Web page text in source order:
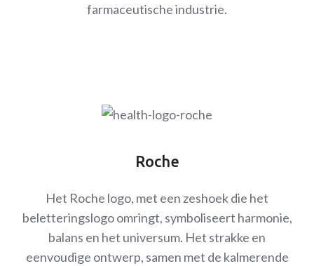
farmaceutische industrie.
Roche
Het Roche logo, met een zeshoek die het
beletteringslogo omringt, symboliseert harmonie,
balans en het universum. Het strakke en
eenvoudige ontwerp, samen met de kalmerende